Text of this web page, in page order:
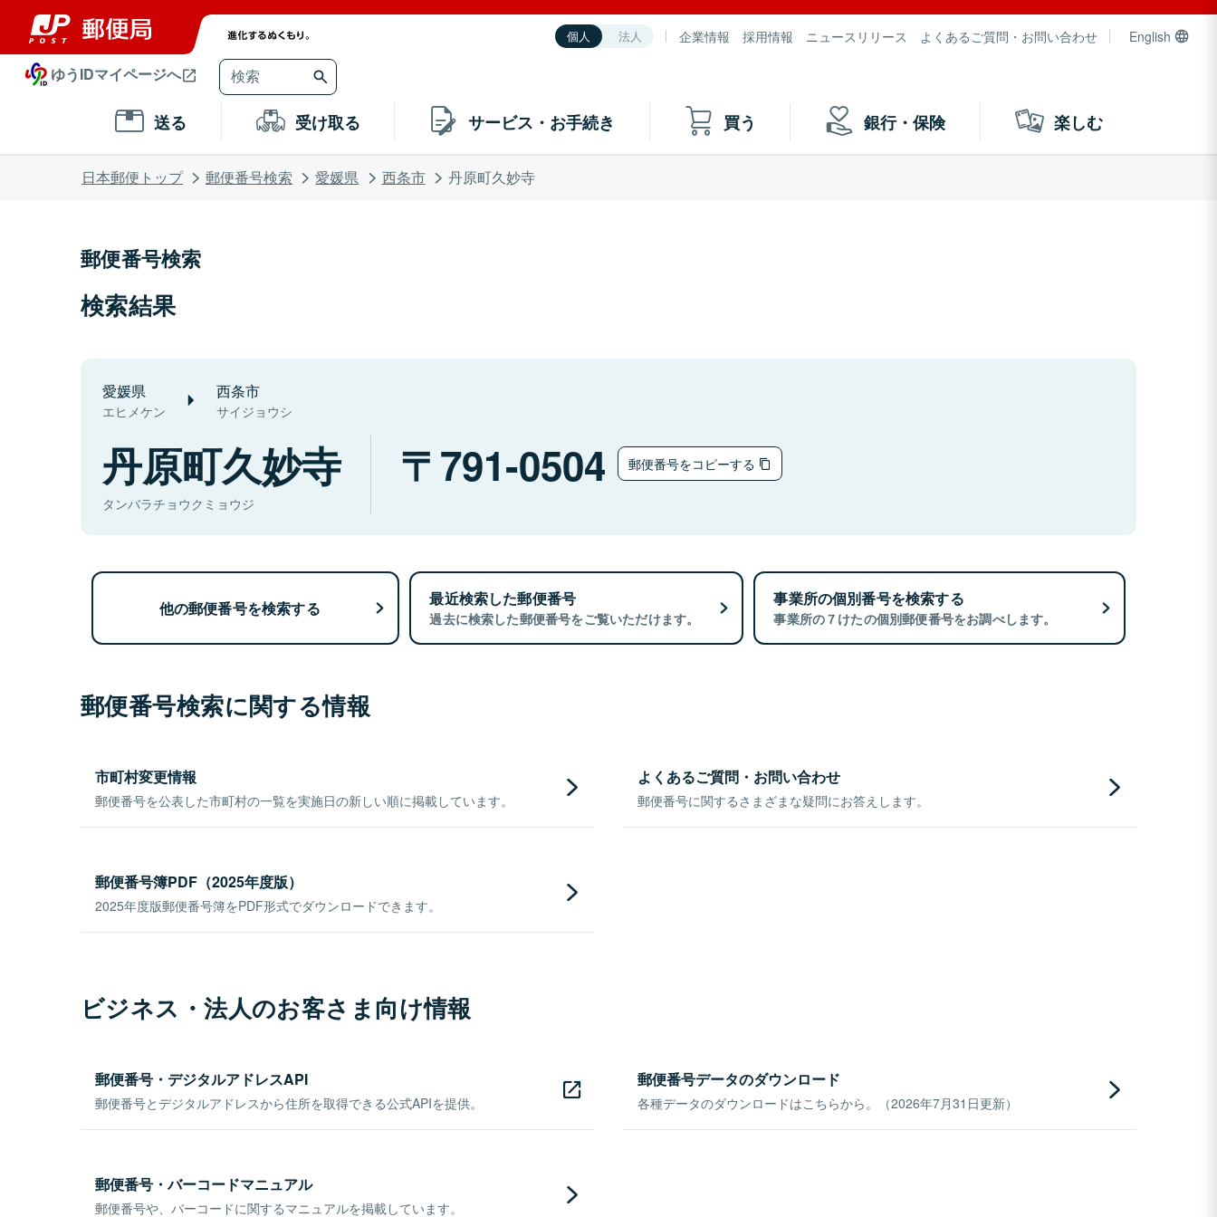
個人 法人 企業情報 採用情報 ニュースリリース よくあるご質問・お問い合わせ English
ゆうIDマイページへ
送る 受け取る サービス・お手続き 買う 銀行・保険 楽しむ
日本郵便トップ 郵便番号検索 愛媛県 西条市 丹原町久妙寺
郵便番号検索
検索結果
愛媛県
エヒメケン
西条市
サイジョウシ
丹原町久妙寺
タンバラチョウクミョウジ
791-0504 郵便番号をコピーする
他の郵便番号を検索する 最近検索した郵便番号
過去に検索した郵便番号をご覧いただけます。
事業所の個別番号を検索する
事業所の７けたの個別郵便番号をお調べします。
郵便番号検索に関する情報
市町村変更情報
郵便番号を公表した市町村の一覧を実施日の新しい順に掲載しています。
よくあるご質問・お問い合わせ
郵便番号に関するさまざまな疑問にお答えします。
郵便番号簿PDF（2025年度版）
2025年度版郵便番号簿をPDF形式でダウンロードできます。
ビジネス・法人のお客さま向け情報
郵便番号・デジタルアドレスAPI
郵便番号とデジタルアドレスから住所を取得できる公式APIを提供。
郵便番号データのダウンロード
各種データのダウンロードはこちらから。（2026年7月31日更新）
郵便番号・バーコードマニュアル
郵便番号や、バーコードに関するマニュアルを掲載しています。